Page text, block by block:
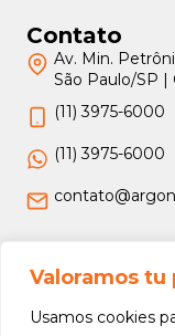
Valoramos tu
Usamos cookies
Contato
Av. Min.
São Paulo/SP |
(11) 3975-6000
(11) 3975-6000
Jurídico
Termos e
Política de